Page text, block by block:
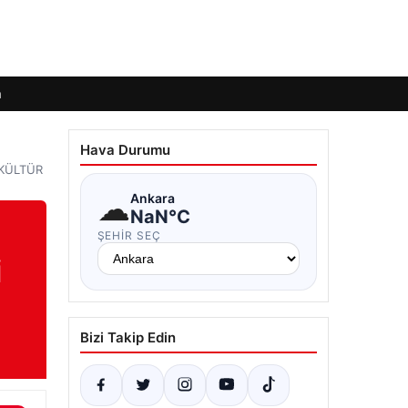
Hava Durumu
☁Ankara
NaN°C
ŞEHIR SEÇ
Bizi Takip Edin